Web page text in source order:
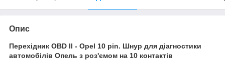
Опис
Перехідник OBD II - Opel 10 pin. Шнур для діагностики
автомобілів Опель з роз'ємом на 10 контактів